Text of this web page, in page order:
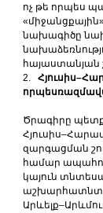
ոչ թե որպես
նախագիծը
հայաստանյան
2.
Ծրագիրը պետք
զարգացման
համար
կայուն